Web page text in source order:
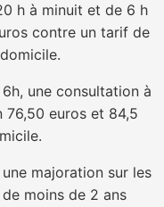
h à minuit et de 6 h
contre un tarif de
une consultation à
euros et 84,5
majoration sur les
moins de 2 ans